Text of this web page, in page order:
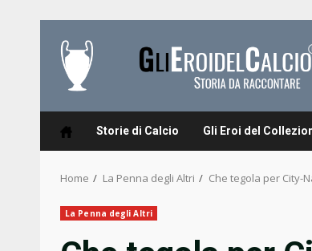
content
Storie di Calcio Gli Eroi del
Home La Penna degli Altri Che tegola per City-
La Penna degli Altri